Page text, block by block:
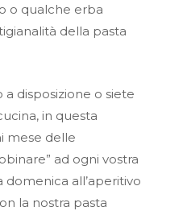
o qualche erba
della pasta
disposizione o siete
in questa
mese delle
ad ogni vostra
domenica all’aperitivo
la nostra pasta